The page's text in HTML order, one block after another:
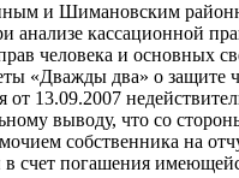
и Шимановским
кассационной
человека и основных
«Дважды два» о защите
13.09.2007
выводу, что со
собственника на
счет погашения